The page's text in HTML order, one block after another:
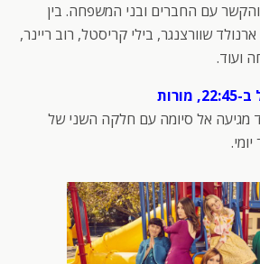
עם החברים ובני המשפחה. בין
ארנולד שוורצנגר, בילי קריסטל, רוב ריינר,
ועוד.
מגיעה אל סיומה עם חלקה השני של